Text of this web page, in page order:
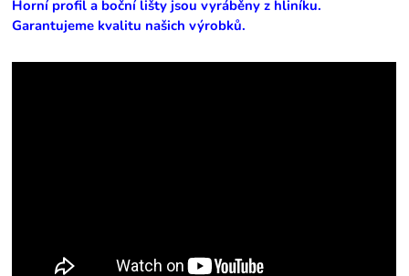
Horní profil a boční lišty jsou vyráběny z hliníku.
Garantujeme kvalitu našich výrobků.